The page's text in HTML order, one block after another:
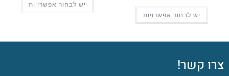
יש לבחור אפשרויות
יש לבחור אפשרויות
צרו קשר!